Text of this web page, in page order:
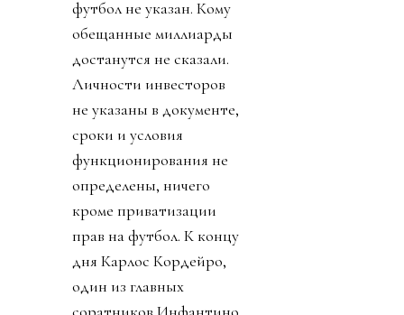
футбол не указан. Кому
обещанные миллиарды
достанутся не сказали.
Личности инвесторов
не указаны в документе,
сроки и условия
функционирования не
определены, ничего
кроме приватизации
прав на футбол. К концу
дня Карлос Кордейро,
один из главных
соратников Инфантино,